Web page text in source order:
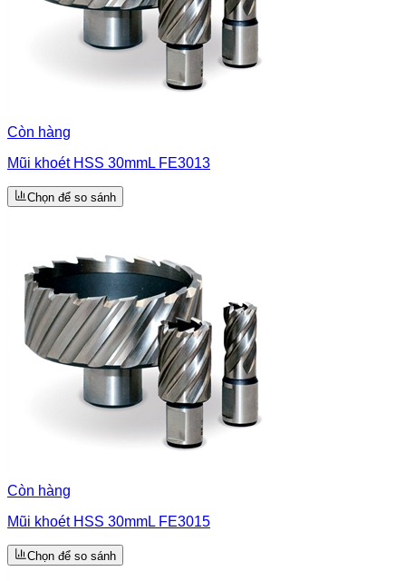
Còn hàng
Mũi khoét HSS 30mmL FE3013
Chọn để so sánh
Còn hàng
Mũi khoét HSS 30mmL FE3015
Chọn để so sánh